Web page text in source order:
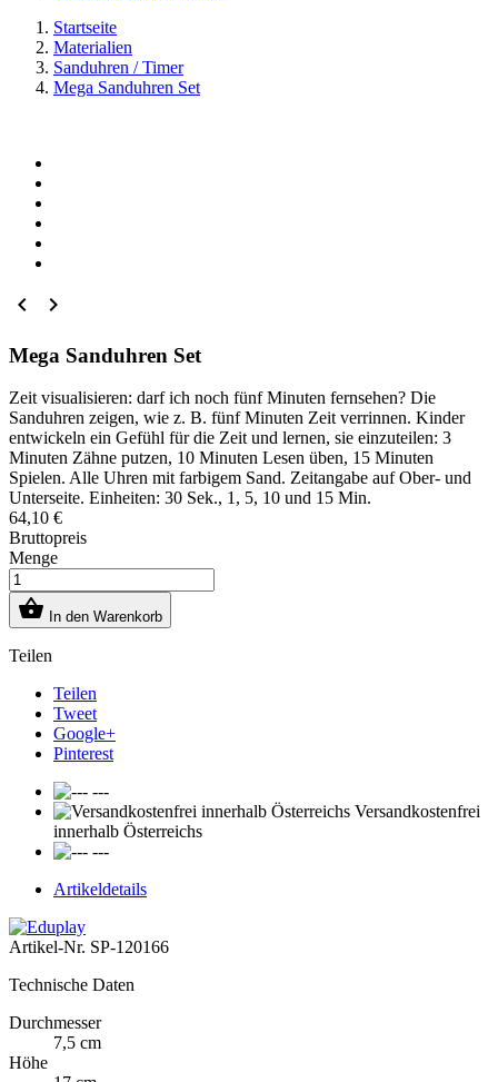
Startseite
Materialien
Sanduhren / Timer
Mega Sanduhren Set
 
Mega Sanduhren Set
Zeit visualisieren: darf ich noch fünf Minuten fernsehen? Die
Sanduhren zeigen, wie z. B. fünf Minuten Zeit verrinnen. Kinder
entwickeln ein Gefühl für die Zeit und lernen, sie einzuteilen: 3
Minuten Zähne putzen, 10 Minuten Lesen üben, 15 Minuten
Spielen. Alle Uhren mit farbigem Sand. Zeitangabe auf Ober- und
Unterseite. Einheiten: 30 Sek., 1, 5, 10 und 15 Min.
64,10 €
Bruttopreis
Menge
 In den Warenkorb
Teilen
Teilen
Tweet
Google+
Pinterest
---
Versandkostenfrei
innerhalb Österreichs
---
Artikeldetails
Artikel-Nr. SP-120166
Technische Daten
Durchmesser
7,5 cm
Höhe